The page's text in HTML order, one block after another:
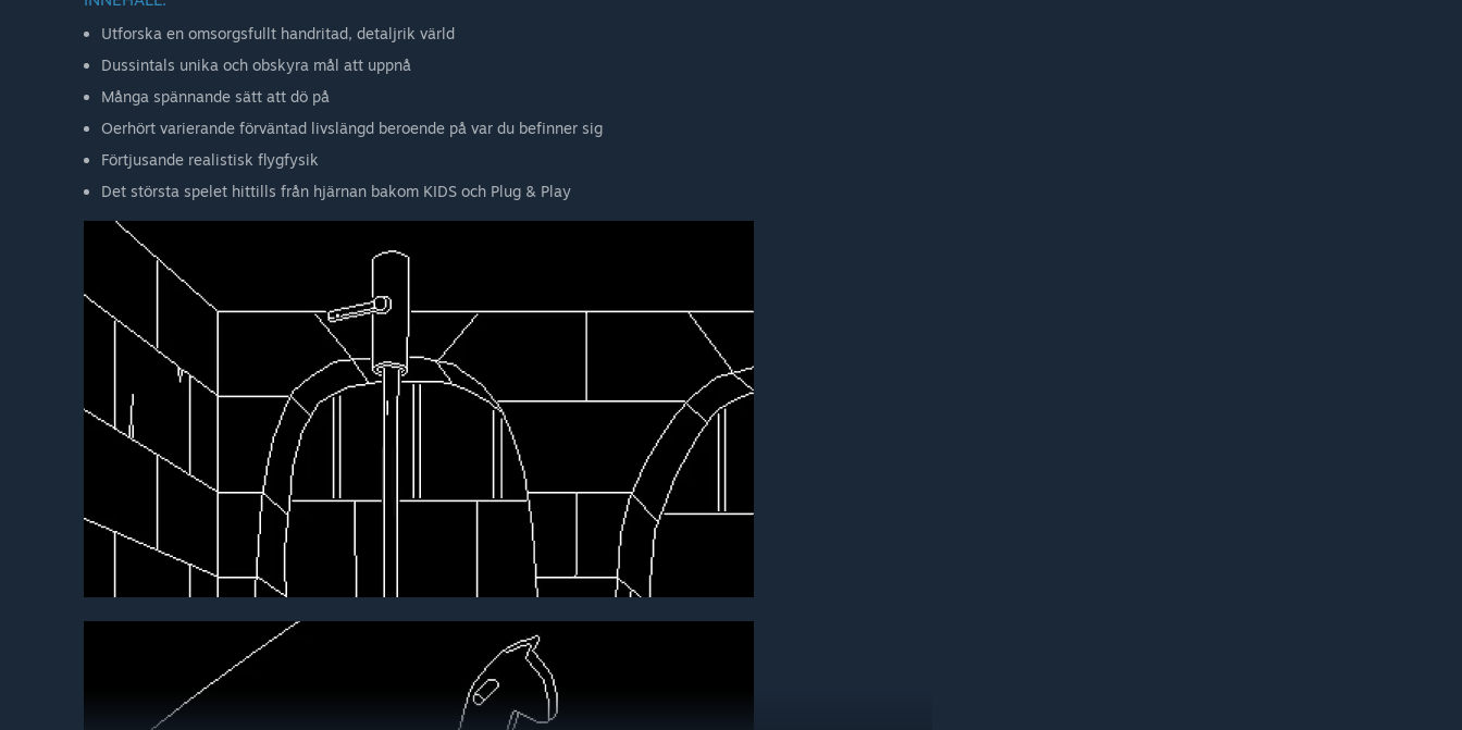
Utforska en omsorgsfullt handritad, detaljrik värld
Dussintals unika och obskyra mål att uppnå
Många spännande sätt att dö på
Oerhört varierande förväntad livslängd beroende på var du befinner sig
Förtjusande realistisk flygfysik
Det största spelet hittills från hjärnan bakom KIDS och Plug & Play